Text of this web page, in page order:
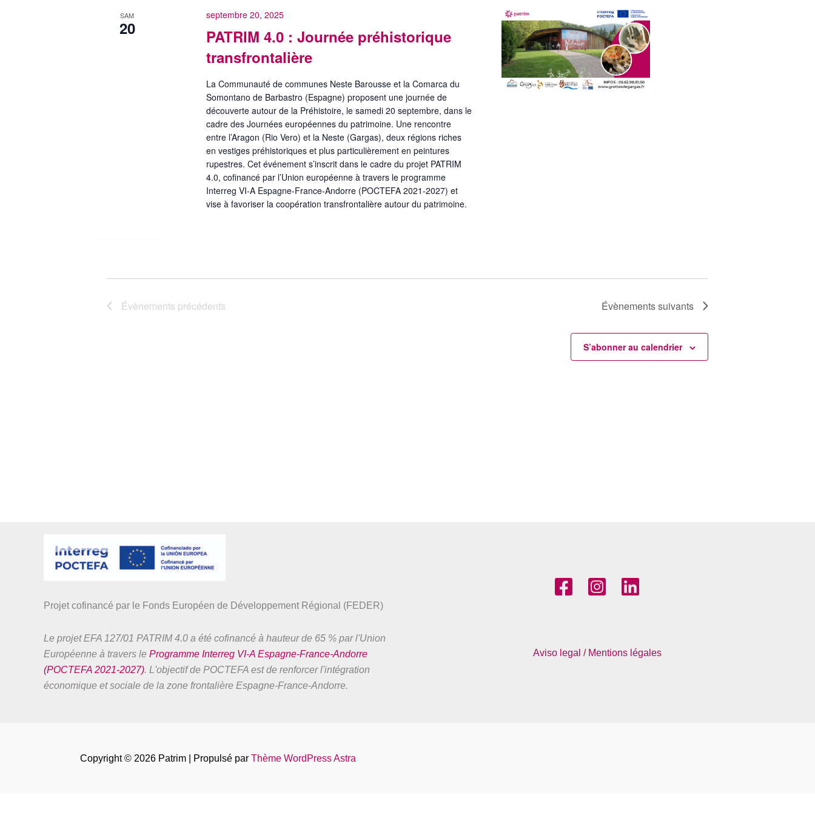
SAM
20
septembre 20, 2025
PATRIM 4.0 : Journée préhistorique
transfrontalière
La Communauté de communes Neste Barousse et la Comarca du
Somontano de Barbastro (Espagne) proposent une journée de
découverte autour de la Préhistoire, le samedi 20 septembre, dans le
cadre des Journées européennes du patrimoine. Une rencontre
entre l’Aragon (Rio Vero) et la Neste (Gargas), deux régions riches
en vestiges préhistoriques et plus particulièrement en peintures
rupestres. Cet événement s’inscrit dans le cadre du projet PATRIM
4.0, cofinancé par l’Union européenne à travers le programme
Interreg VI-A Espagne-France-Andorre (POCTEFA 2021-2027) et
vise à favoriser la coopération transfrontalière autour du patrimoine.
Évènements précédents Évènementssuivants
S’abonner au calendrier
Projet cofinancé par le Fonds Européen de Développement Régional (FEDER)
Le projet EFA 127/01 PATRIM 4.0 a été cofinancé à hauteur de 65 % par l'Union
Européenne à travers le Programme Interreg VI-A Espagne-France-Andorre
(POCTEFA 2021-2027). L'objectif de POCTEFA est de renforcer l'intégration
économique et sociale de la zone frontalière Espagne-France-Andorre.
Aviso legal / Mentions légales
Copyright © 2026 Patrim | Propulsé par Thème WordPress Astra